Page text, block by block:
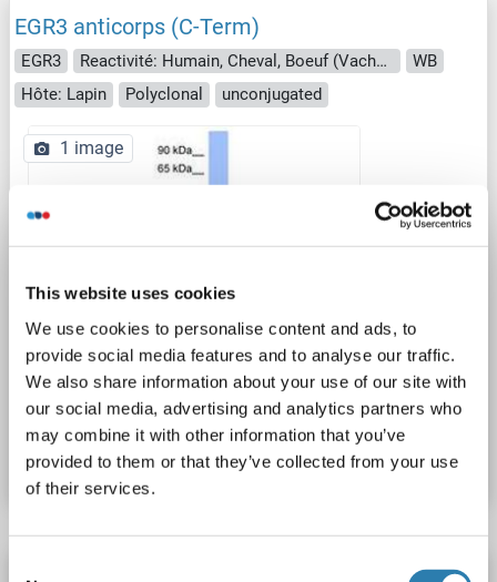
This website uses cookies
We use cookies to personalise content and ads, to
provide social media features and to analyse our traffic.
We also share information about your use of our site with
our social media, advertising and analytics partners who
may combine it with other information that you’ve
provided to them or that they’ve collected from your use
of their services.
EGR3 anticorps (C-Term)
EGR3 Reactivité: Humain, Cheval, Boeuf (Vache), Chien, Lapin, Porc, Singe
WB
Hôte: Lapin
Polyclonal unconjugated
1 image
N° du produit ABIN6741730
Fiche technique Détails